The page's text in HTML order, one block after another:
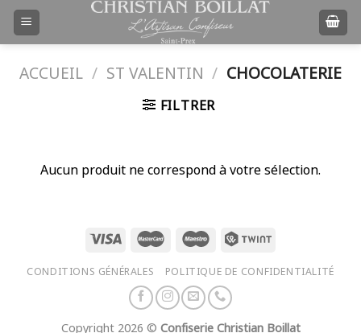
Passer
ACCUEIL / ST VALENTIN / CHOCOLATERIE
FILTRER
Aucun produit ne correspond à votre sélection.
CONDITIONS GÉNÉRALES POLITIQUE DE CONFIDENTIALITÉ
Copyright 2026 © Confiserie Christian Boillat